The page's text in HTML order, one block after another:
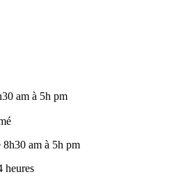
am à 5h pm
am à 5h pm
heures